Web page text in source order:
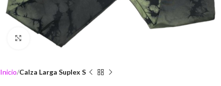
Click to enlarge
Inicio Calza Larga Suplex S